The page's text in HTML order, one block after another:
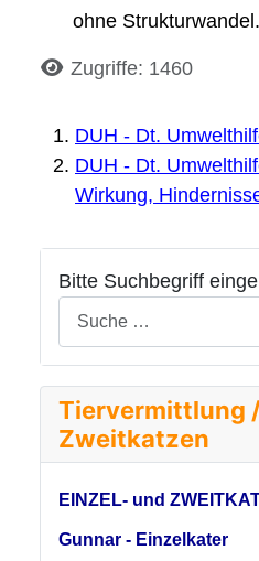
Bitte Suchbegriff
Tiervermittlung
Zweitkatzen
EINZEL- und
Gunnar - Einzelkater
ohne Strukturwandel.
DetailsZugriffe: 1460
DUH - Dt.
DUH - Dt.
Wirkung,